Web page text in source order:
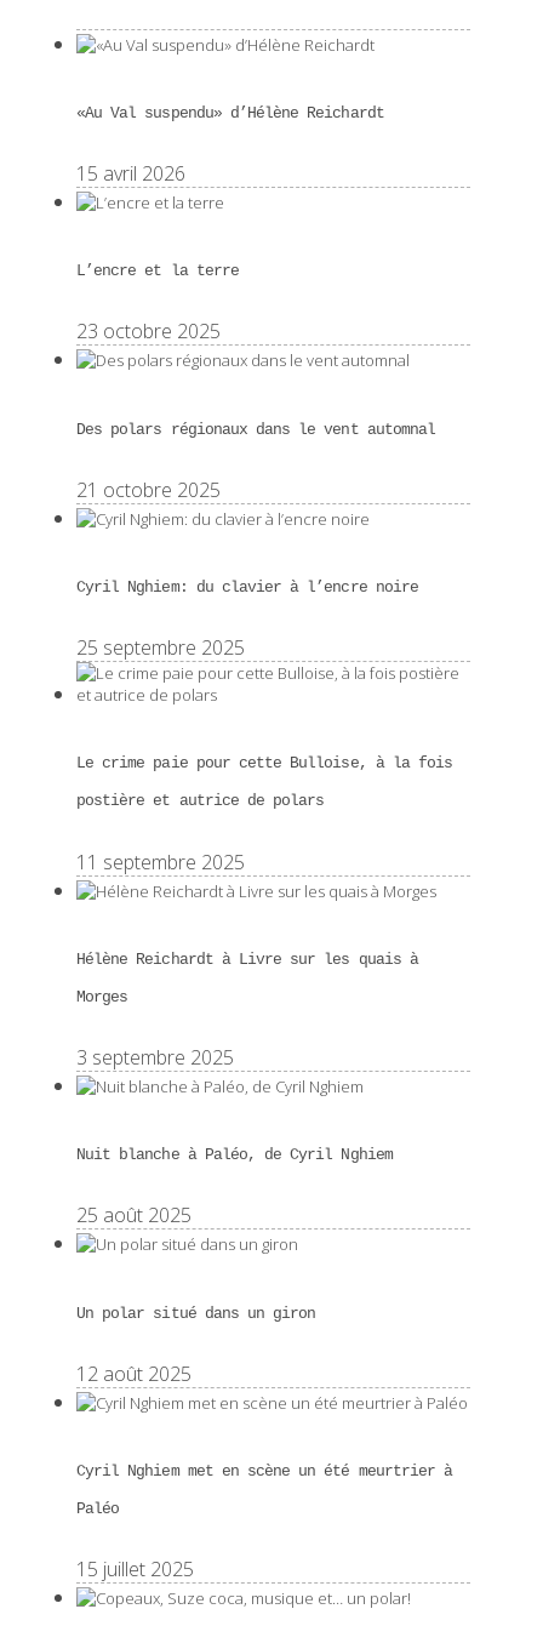
«Au Val suspendu» d’Hélène Reichardt
15 avril 2026
L’encre et la terre
23 octobre 2025
Des polars régionaux dans le vent automnal
21 octobre 2025
Cyril Nghiem: du clavier à l’encre noire
25 septembre 2025
Le crime paie pour cette Bulloise, à la fois
postière et autrice de polars
11 septembre 2025
Hélène Reichardt à Livre sur les quais à
Morges
3 septembre 2025
Nuit blanche à Paléo, de Cyril Nghiem
25 août 2025
Un polar situé dans un giron
12 août 2025
Cyril Nghiem met en scène un été meurtrier à
Paléo
15 juillet 2025